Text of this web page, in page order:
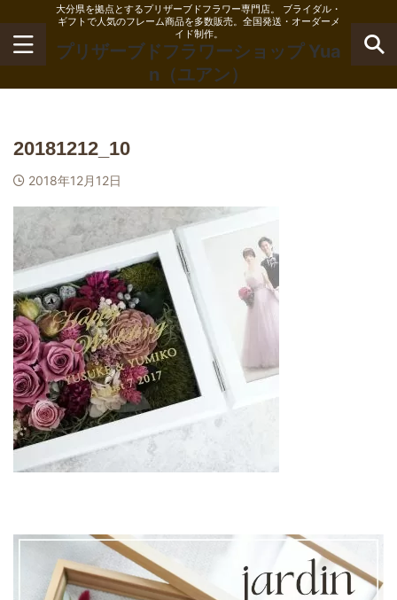
大分県を拠点とするプリザーブドフラワー専門店。 ブライダル・
ギフトで人気のフレーム商品を多数販売。全国発送・オーダーメ
イド制作。
プリザーブドフラワーショップ Yua
n（ユアン）
20181212_10
2018年12月12日